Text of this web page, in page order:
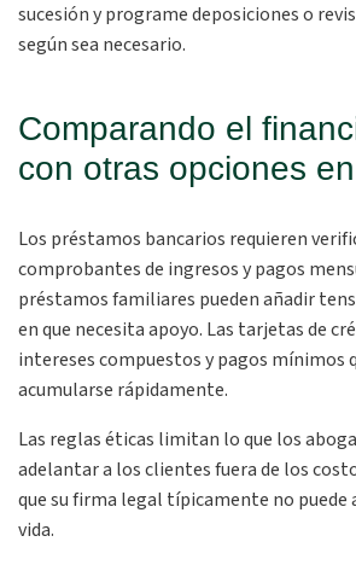
sucesión y programe deposiciones o
según sea necesario.
Comparando el
con otras opciones
Los préstamos bancarios requieren
comprobantes de ingresos y pagos
préstamos familiares pueden añadir
en que necesita apoyo. Las tarjetas de
intereses compuestos y pagos mínimos
acumularse rápidamente.
Las reglas éticas limitan lo que los
adelantar a los clientes fuera de los
que su firma legal típicamente no puede
vida.